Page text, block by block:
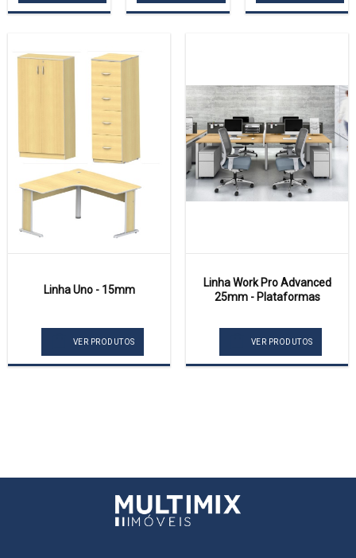
Linha Uno - 15mm
VER PRODUTOS
Linha Work Pro Advanced
25mm - Plataformas
VER PRODUTOS